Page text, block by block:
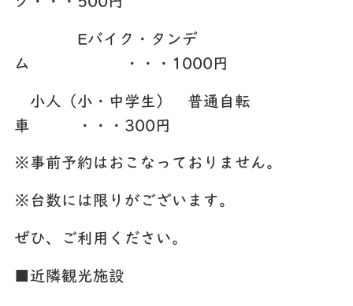
ク・・・500円
Eバイク・タンデ
ム ・・・1000円
小人（小・中学生） 普通自転
車 ・・・300円
※事前予約はおこなっておりません。
※台数には限りがございます。
ぜひ、ご利用ください。
■近隣観光施設